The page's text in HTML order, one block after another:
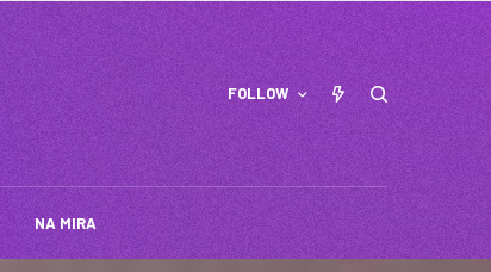
FOLLOW
NA MIRA